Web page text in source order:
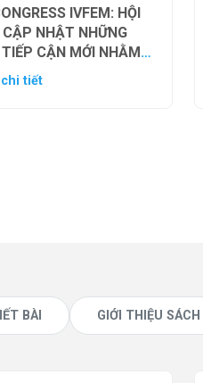
IVFEM: HỘI
NHẬT NHỮNG
CẬN MỚI NHẰM
HÓA TỶ LỆ THÀNH
tiết
BÀI GIỚI THIỆU SÁCH